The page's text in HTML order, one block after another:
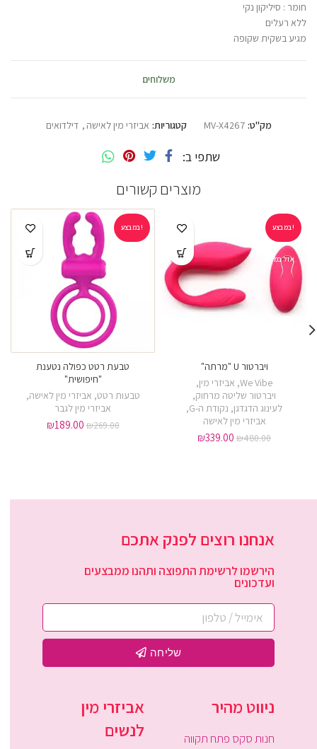
חומר : סיליקון נקי
ללא רעלים
מגיע בשקית שקופה
משלוחים
מק"ט: MV-X4267 קטגוריות: אביזרי מין לאישה , דילדואים
שתפי ב
מוצרים קשורים
במבצע!
אזל במלאי
ויברטור U "מרתה"
We Vibe
, אביזרי מין,
ויברטור שליטה מרחוק,
לעינוג הדגדגן, נקודת ה-G ,
אביזרי מין לאישה
₪480.00
₪339.00
במבצע!
טבעת רטט כפולה נטענת
"חיפושית"
טבעות רטט, אביזרי מין לאישה,
אביזרי מין לגבר
₪269.00
₪189.00
אנחנו רוצים לפנק אתכם
הירשמו לרשימת התפוצה ותהנו ממבצעים
ועדכונים
שליחה
ניווט מהיר
חנות סקס פתח תקווה
אביזרי מין
לנשים